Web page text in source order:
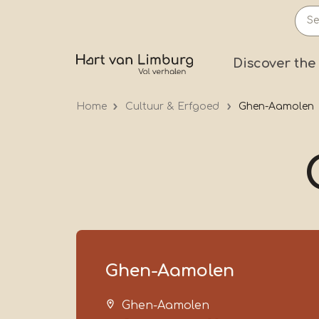
Discover
Home Cultuur & Erfgoed Ghen-Aamolen
Ghen-Aamolen
Ghen-Aamolen